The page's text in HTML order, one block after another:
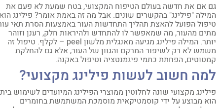
אם את חדשה בעולם הטיפוח המקצועי, בטח שמעת לא פעם את
"פילינג" בהקשרים שונים. אבל מה זה באמת אומר? פילינג הוא
הפועל להאצת תהליך התחדשות העור באמצעות הסרת תאי עור
מהעור, מה שמאפשר לו להתחדש ולהיראות חלק, רענן וזוהר
יותר. המילה פילינג מגיעה מאנגלית מלשון peel – לקלף. טיפול זה
לא רק לשיפור המרקם והגוון של העור, אלא גם להחלקת
הפחתת כתמי פיגמנטציה וטיפול באקנה.
חשוב לעשות פילינג מקצועי?
מקצועי שונה לחלוטין ממוצרי הפילינג המיועדים לשימוש ביתי.
מבוצע על ידי קוסמטיקאית מוסמכת המשתמשת בחומרים